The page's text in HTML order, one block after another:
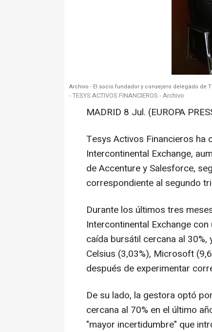
Archivo - El socio fundador y consejero delegado de
- TESYS ACTIVOS FINANCIEROS - Archivo
MADRID 8 Jul. (EUROPA
Tesys Activos Financieros
Intercontinental Exchange,
de Accenture y Salesforce,
correspondiente al segundo
Durante los últimos tres
Intercontinental Exchange
caída bursátil cercana al
Celsius (3,03%), Microsoft
después de experimentar
De su lado, la gestora optó
cercana al 70% en el último
"mayor incertidumbre" que